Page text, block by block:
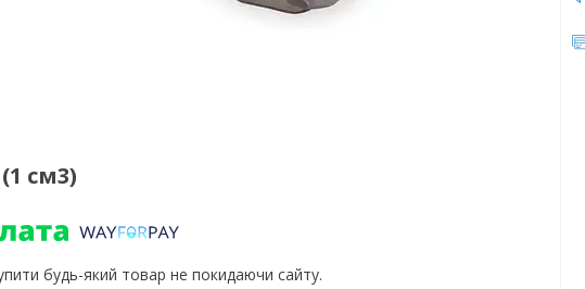
см3)
будь-який товар не покидаючи сайту.